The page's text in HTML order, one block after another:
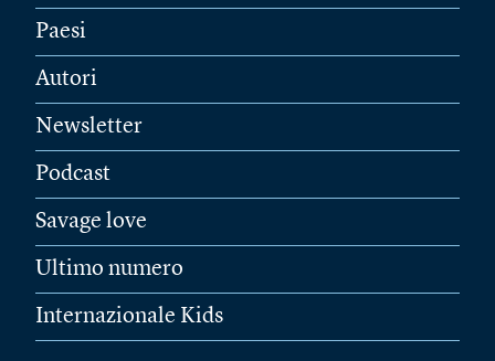
Paesi
Autori
Newsletter
Podcast
Savage love
Ultimo numero
Internazionale Kids